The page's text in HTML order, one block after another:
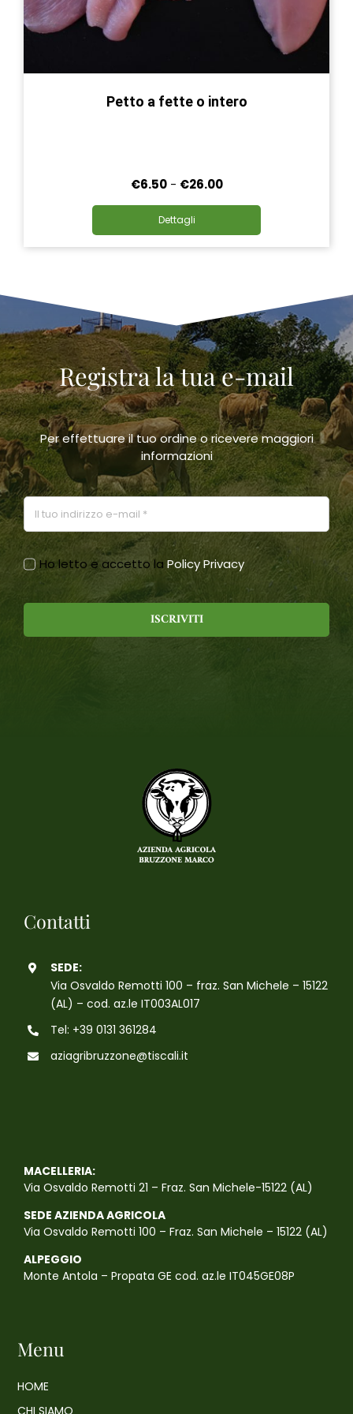
Petto a fette o intero
€6.50 - €26.00Fascia
da
€6.50
ha
Le
possono
essere
scelte
nella
pagina
del
prodotto
Dettagli
Registra la tua e-mail
Per effettuare il tuo ordine o ricevere maggiori
informazioni
Ho letto e accetto laPolicy Privacy
ISCRIVITI
Contatti
SEDE:
Via Osvaldo Remotti 100 – fraz. San Michele – 15122
(AL) – cod. az.le IT003AL017
Tel: +39 0131 361284
aziagribruzzone@tiscali.it
MACELLERIA:
Via Osvaldo Remotti 21 – Fraz. San Michele-15122 (AL)
SEDE AZIENDA AGRICOLA
Via Osvaldo Remotti 100 – Fraz. San Michele – 15122 (AL)
ALPEGGIO
Monte Antola – Propata GE cod. az.le IT045GE08P
Menu
HOME
CHI SIAMO